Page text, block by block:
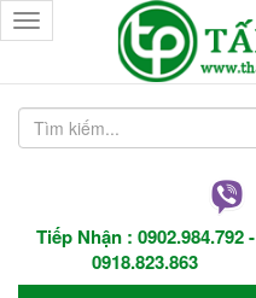
Tiếp Nhận : 0902.984.792-
0918.823.863
Toggle
navigation